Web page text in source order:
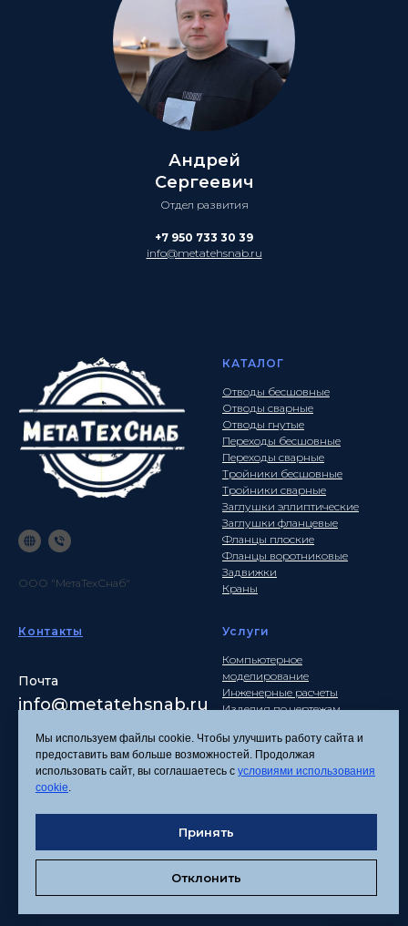
Андрей
Сергеевич
Отдел развития
+7 950 733 30 39
info@metatehsnab.ru
ООО "МетаТехСнаб"
КАТАЛОГ
Отводы бесшовные
Отводы сварные
Отводы гнутые
Переходы бесшовные
Переходы сварные
Тройники бесшовные
Тройники сварные
Заглушки эллиптические
Заглушки фланцевые
Фланцы плоские
Фланцы воротниковые
Задвижки
Краны
Контакты
Почта
info@metatehsnab.ru
Услуги
Компьютерное
моделирование
Инженерные расчеты
Изделия по чертежам
Политика
Согласие на обработку
персональных данных
Соглашение об
Мы используем файлы cookie. Чтобы улучшить работу сайта и
предоставить вам больше возможностей. Продолжая
использовать сайт, вы соглашаетесь с условиями использования
cookie.
Принять
Отклонить